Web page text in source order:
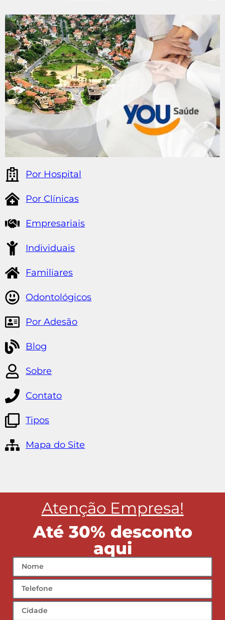
Por Hospital
Por Clínicas
Empresariais
Individuais
Familiares
Odontológicos
Por Adesão
Blog
Sobre
Contato
Tipos
Mapa do Site
Atenção Empresa!
Até 30% desconto
aqui